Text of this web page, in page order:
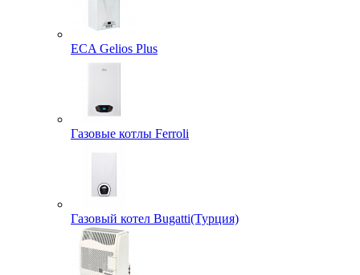
ECA Gelios Plus
Газовые котлы Ferroli
Газовый котел Bugatti(Турция)